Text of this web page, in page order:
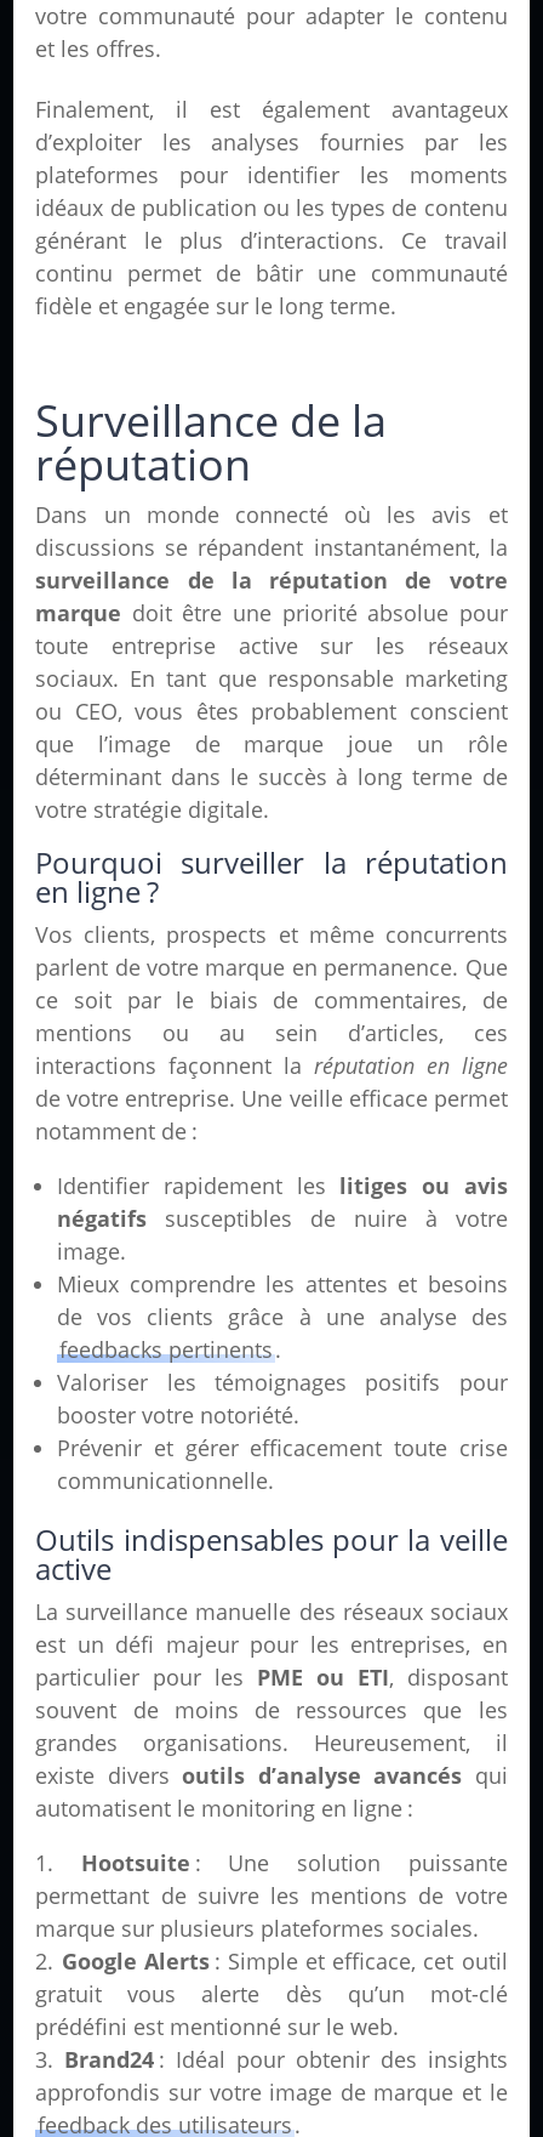
votre communauté pour adapter le contenu
et les offres.
Finalement, il est également avantageux
d’exploiter les analyses fournies par les
plateformes pour identifier les moments
idéaux de publication ou les types de contenu
générant le plus d’interactions. Ce travail
continu permet de bâtir une communauté
fidèle et engagée sur le long terme.
Surveillance de la
réputation
Dans un monde connecté où les avis et
discussions se répandent instantanément, la
surveillance de la réputation de votre
marque doit être une priorité absolue pour
toute entreprise active sur les réseaux
sociaux. En tant que responsable marketing
ou CEO, vous êtes probablement conscient
que l’image de marque joue un rôle
déterminant dans le succès à long terme de
votre stratégie digitale.
Pourquoi surveiller la réputation
en ligne ?
Vos clients, prospects et même concurrents
parlent de votre marque en permanence. Que
ce soit par le biais de commentaires, de
mentions ou au sein d’articles, ces
interactions façonnent la réputation en ligne
de votre entreprise. Une veille efficace permet
notamment de :
Identifier rapidement les litiges ou avis
négatifs susceptibles de nuire à votre
image.
Mieux comprendre les attentes et besoins
de vos clients grâce à une analyse des
feedbacks pertinents.
Valoriser les témoignages positifs pour
booster votre notoriété.
Prévenir et gérer efficacement toute crise
communicationnelle.
Outils indispensables pour la veille
active
La surveillance manuelle des réseaux sociaux
est un défi majeur pour les entreprises, en
particulier pour les PME ou ETI, disposant
souvent de moins de ressources que les
grandes organisations. Heureusement, il
existe diversoutils d’analyse avancés qui
automatisent le monitoring en ligne :
Hootsuite : Une solution puissante
permettant de suivre les mentions de votre
marque sur plusieurs plateformes sociales.
Google Alerts: Simple et efficace, cet outil
gratuit vous alerte dès qu’un mot-clé
prédéfini est mentionné sur le web.
Brand24 : Idéal pour obtenir des insights
approfondis sur votre image de marque et le
feedback des utilisateurs.